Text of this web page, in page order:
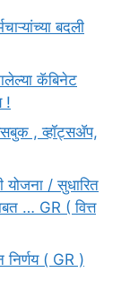
बदली
कॅबिनेट
!
, व्हॉट्सॲप,
योजना / सुधारित
… GR ( वित्त
निर्णय ( GR )